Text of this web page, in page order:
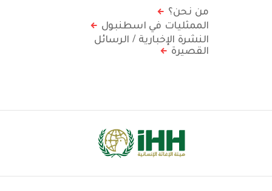
من نحن؟
الممثليات في اسطنبول
النشرة الإخبارية / الرسائل
القصيرة